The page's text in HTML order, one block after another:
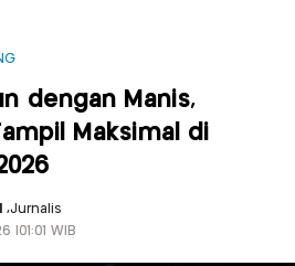
dengan Manis,
Maksimal di
,Jurnalis
|01:01 WIB